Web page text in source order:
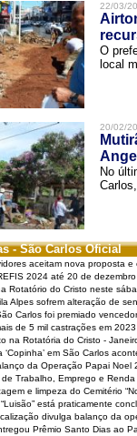
22/03/
O
local
20/02/
No
- São Carlos Oficial
aceitam nova proposta e
2024 até 20 de dezembro
Rotatório do Cristo neste
Alpes sofrem alteração de
Carlos foi premiado
de 5 mil castrações em 2023
na Rotatória do Cristo -
‘Copinha’ em São Carlos
da Operação Papai Noel
Trabalho, Emprego e
e limpeza do Cemitério
está praticamente
divulga balanço da
Prêmio Santo Dias ao